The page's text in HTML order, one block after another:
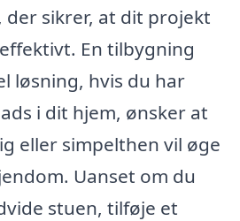
der sikrer, at dit projekt
En tilbygning
løsning, hvis du har
i dit hjem, ønsker at
eller simpelthen vil øge
Uanset om du
stuen, tilføje et